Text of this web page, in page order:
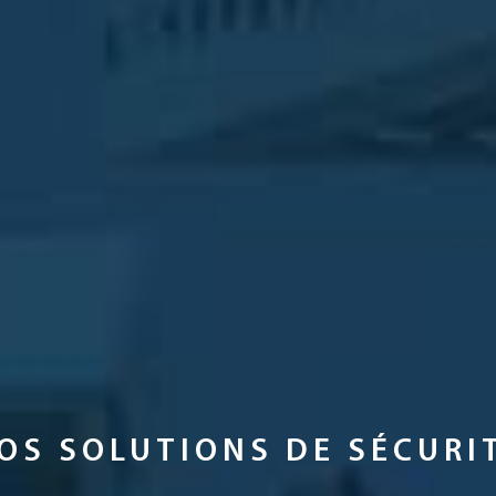
SOLUTIONS DE